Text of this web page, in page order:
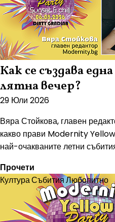
Как се създава
лятна вечер?
29 Юли 2026
Вяра Стойкова, главен
какво прави Modernity
най-очакваните летни
Прочети
КултураСъбитияЛюбопитно